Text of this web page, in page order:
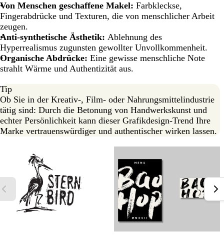
Von Menschen geschaffene Makel: Farbkleckse,
Fingerabdrücke und Texturen, die von menschlicher Arbeit
zeugen.
Anti-synthetische Ästhetik: Ablehnung des
Hyperrealismus zugunsten gewollter Unvollkommenheit.
Organische Abdrücke: Eine gewisse menschliche Note
strahlt Wärme und Authentizität aus.
Tip
Ob Sie in der Kreativ-, Film- oder Nahrungsmittelindustrie
tätig sind: Durch die Betonung von Handwerkskunst und
echter Persönlichkeit kann dieser Grafikdesign-Trend Ihre
Marke vertrauenswürdiger und authentischer wirken lassen.